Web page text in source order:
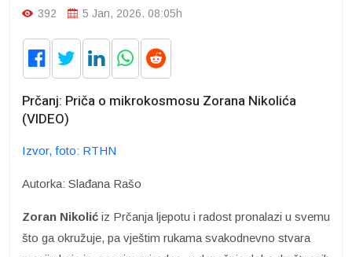
392 5 Jan, 2026. 08:05h
Prčanj: Priča o mikrokosmosu Zorana Nikolića
(VIDEO)
Izvor, foto: RTHN
Autorka: Slađana Rašo
Zoran Nikolić iz Prčanja ljepotu i radost pronalazi u svemu
što ga okružuje, pa vještim rukama svakodnevno stvara